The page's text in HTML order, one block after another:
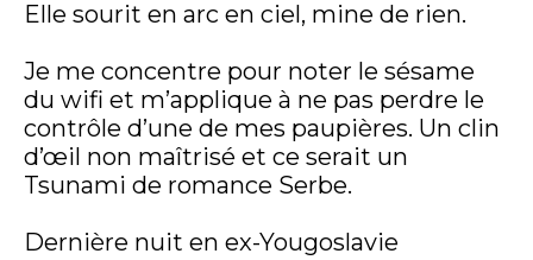
Elle sourit en arc en ciel, mine de rien.
Je me concentre pour noter le sésame
du wifi et m’applique à ne pas perdre le
contrôle d’une de mes paupières. Un clin
d’œil non maîtrisé et ce serait un
Tsunami de romance Serbe.
Dernière nuit en ex-Yougoslavie